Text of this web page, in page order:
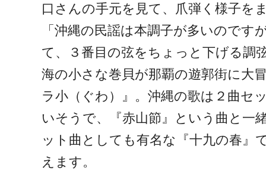
口さんの手元を見て、爪弾く様子を
「沖縄の民謡は本調子が多いのです
て、３番目の弦をちょっと下げる調
海の小さな巻貝が那覇の遊郭街に大
ラ小（ぐわ）』。沖縄の歌は２曲セ
いそうで、『赤山節』という曲と一
ット曲としても有名な『十九の春』
えます。